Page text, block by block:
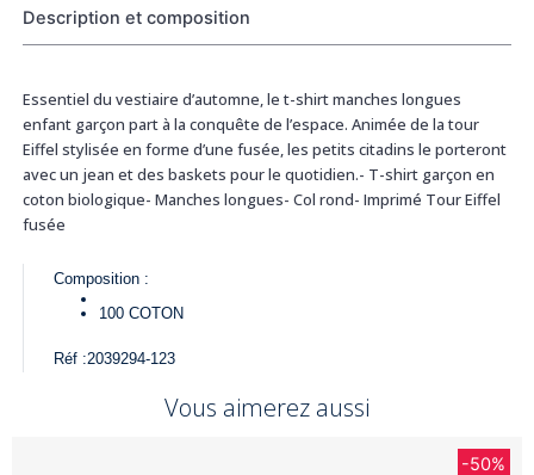
Description et composition
Essentiel du vestiaire d’automne, le t-shirt manches longues
enfant garçon part à la conquête de l’espace. Animée de la tour
Eiffel stylisée en forme d’une fusée, les petits citadins le porteront
avec un jean et des baskets pour le quotidien.- T-shirt garçon en
coton biologique- Manches longues- Col rond- Imprimé Tour Eiffel
fusée
Composition :
100 COTON
Réf :2039294-123
Vous aimerez aussi
-50%